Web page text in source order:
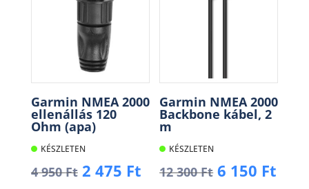
Garmin NMEA 2000
ellenállás 120
Ohm (apa)
KÉSZLETEN
4 950Ft Original
2 475 FtCurrent
Garmin NMEA 2000
Backbone kábel, 2
m
KÉSZLETEN
12 300Ft Original
6 150 Ft